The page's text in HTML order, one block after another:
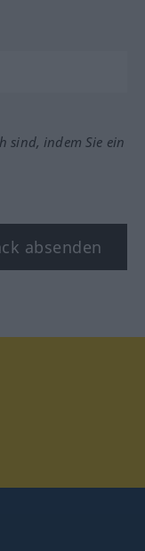
sind, indem Sie ein
absenden